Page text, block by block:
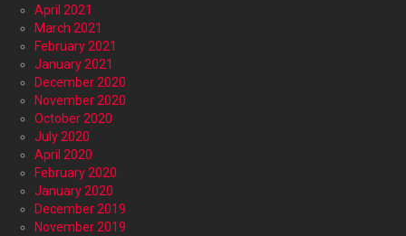
April 2021
March 2021
February 2021
January 2021
December 2020
November 2020
October 2020
July 2020
April 2020
February 2020
January 2020
December 2019
November 2019